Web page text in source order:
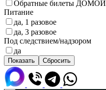
Обратные билеты ДОМОЙ
Питание
да, 1 разовое
да, 3 разовое
Под следствием/надзором
да